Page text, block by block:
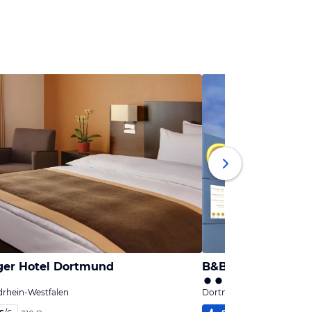
Hotel Dortmund
Westfalen
B&B Hotel
Dortmund, Nordrhein-